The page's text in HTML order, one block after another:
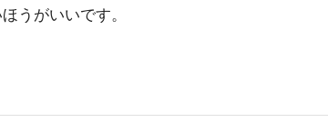
うがいいです。